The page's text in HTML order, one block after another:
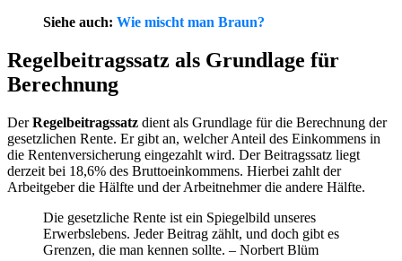
Siehe auch: Wie mischt man Braun?
Regelbeitragssatz als Grundlage für
Berechnung
DerRegelbeitragssatz dient als Grundlage für die Berechnung der
gesetzlichen Rente. Er gibt an, welcher Anteil des Einkommens in
die Rentenversicherung eingezahlt wird. Der Beitragssatz liegt
derzeit bei 18,6% des Bruttoeinkommens. Hierbei zahlt der
Arbeitgeber die Hälfte und der Arbeitnehmer die andere Hälfte.
Die gesetzliche Rente ist ein Spiegelbild unseres
Erwerbslebens. Jeder Beitrag zählt, und doch gibt es
Grenzen, die man kennen sollte. – Norbert Blüm